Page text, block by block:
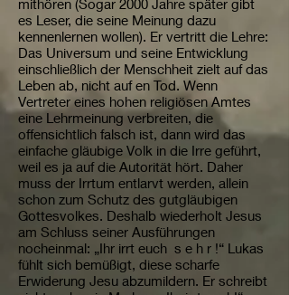
mithören (Sogar 2000 Jahre später gibt
es Leser, die seine Meinung dazu
kennenlernen wollen). Er vertritt die Lehre:
Das Universum und seine Entwicklung
einschließlich der Menschheit zielt auf das
Leben ab, nicht auf en Tod. Wenn
Vertreter eines hohen religiösen Amtes
eine Lehrmeinung verbreiten, die
offensichtlich falsch ist, dann wird das
einfache gläubige Volk in die Irre geführt,
weil es ja auf die Autorität hört. Daher
muss der Irrtum entlarvt werden, allein
schon zum Schutz des gutgläubigen
Gottesvolkes. Deshalb wiederholt Jesus
am Schluss seiner Ausführungen
nocheinmal: „Ihr irrt euch s e h r !“ Lukas
fühlt sich bemüßigt, diese scharfe
Erwiderung Jesu abzumildern. Er schreibt